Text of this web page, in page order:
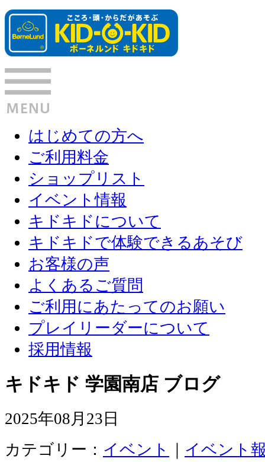
はじめての方へ
ご利用料金
ショップリスト
イベント情報
キドキドについて
キドキドで体験できるあそび
お客様の声
よくあるご質問
ご利用にあたってのお願い
プレイリーダーについて
採用情報
キドキド 学園南店 ブログ
2025年08月23日
カテゴリー： イベント イベント